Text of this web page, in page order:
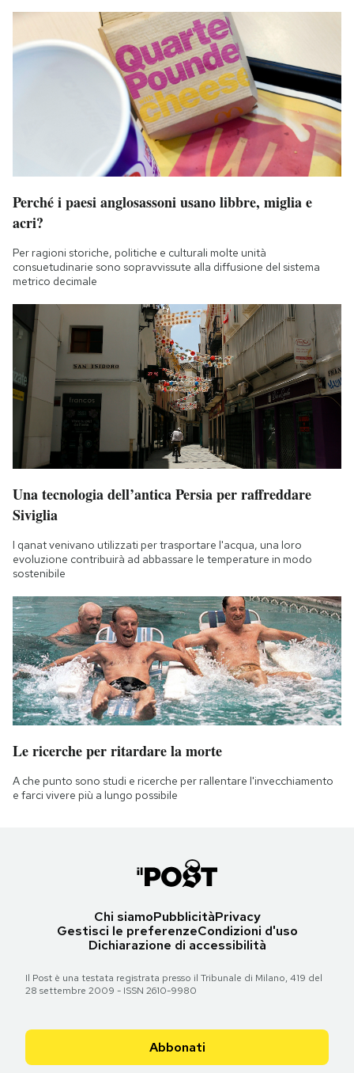
Perché i paesi anglosassoni usano libbre, miglia e
acri?
Per ragioni storiche, politiche e culturali molte unità
consuetudinarie sono sopravvissute alla diffusione del sistema
metrico decimale
Una tecnologia dell’antica Persia per raffreddare
Siviglia
I qanat venivano utilizzati per trasportare l'acqua, una loro
evoluzione contribuirà ad abbassare le temperature in modo
sostenibile
Le ricerche per ritardare la morte
A che punto sono studi e ricerche per rallentare l'invecchiamento
e farci vivere più a lungo possibile
Chi siamoPubblicitàPrivacy
Gestisci le preferenzeCondizioni d'uso
Dichiarazione di accessibilità
Il Post è una testata registrata presso il Tribunale di Milano, 419 del
28 settembre 2009 - ISSN 2610-9980
Abbonati